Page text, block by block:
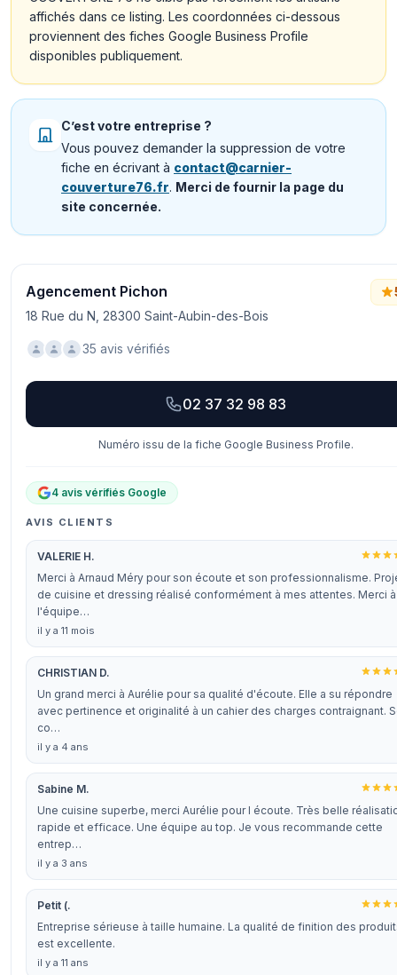
affichés dans ce listing. Les coordonnées ci-dessous
proviennent des fiches Google Business Profile
disponibles publiquement.
C’est votre entreprise ?
Vous pouvez demander la suppression de votre
fiche en écrivant à contact@carnier-
couverture76.fr. Merci de fournir la page du
site concernée.
Agencement Pichon
18 Rue du N, 28300 Saint-Aubin-des-Bois
35 avis vérifiés
02 37 32 98 83
Numéro issu de la fiche Google Business Profile.
4 avis vérifiés Google
AVIS CLIENTS
VALERIE H.
Merci à Arnaud Méry pour son écoute et son professionnalisme.
de cuisine et dressing réalisé conformément à mes attentes. Merci à
l'équipe…
il y a 11 mois
CHRISTIAN D.
Un grand merci à Aurélie pour sa qualité d'écoute. Elle a su répondre
avec pertinence et originalité à un cahier des charges contraignant.
co…
il y a 4 ans
Sabine M.
Une cuisine superbe, merci Aurélie pour l écoute. Très belle
rapide et efficace. Une équipe au top. Je vous recommande cette
entrep…
il y a 3 ans
Petit (.
Entreprise sérieuse à taille humaine. La qualité de finition des
est excellente.
il y a 11 ans